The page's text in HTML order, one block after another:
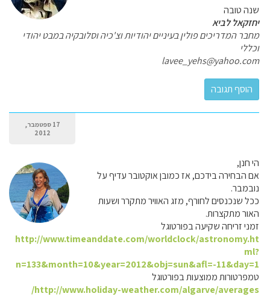
שנה טובה
יחזקאל לביא
מחבר המדריכים פולין בעיניים יהודיות וצ'כיה וסלובקיה במבט יהודי
וכללי
lavee_yehs@yahoo.com
17 ספטמבר,
2012
הי חנן,
אם הבחירה בידכם, אז כמובן אוקטובר עדיף על
נובמבר.
ככל שנכנסים לחורף, מזג האוויר מתקרר ושעות
האור מתקצרות.
זמני זריחה שקיעה בפורטוגל
http://www.timeanddate.com/worldclock/astronomy.ht
ml?
n=133&month=10&year=2012&obj=sun&afl=-11&day=1
טמפרטורות ממוצעות בפורטוגל
http://www.holiday-weather.com/algarve/averages/